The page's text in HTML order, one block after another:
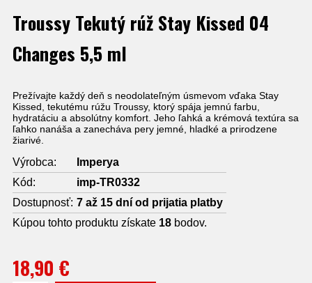
Troussy Tekutý rúž Stay Kissed 04
Changes 5,5 ml
Prežívajte každý deň s neodolateľným úsmevom vďaka Stay
Kissed, tekutému rúžu Troussy, ktorý spája jemnú farbu,
hydratáciu a absolútny komfort. Jeho ľahká a krémová textúra sa
ľahko nanáša a zanecháva pery jemné, hladké a prirodzene
žiarivé.
Výrobca:
Imperya
Kód:
imp-TR0332
Dostupnosť: 7 až 15 dní od prijatia platby
Kúpou tohto produktu získate 18 bodov.
18,90 €